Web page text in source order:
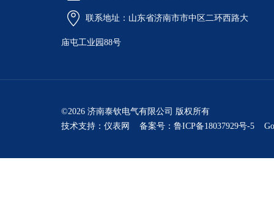
联系地址：山东省济南市市中区二环西路大
庙屯工业园88号
©2026 济南泰钦电气有限公司 版权所有
技术支持： 仪表网 备案号：鲁ICP备18037929号-5